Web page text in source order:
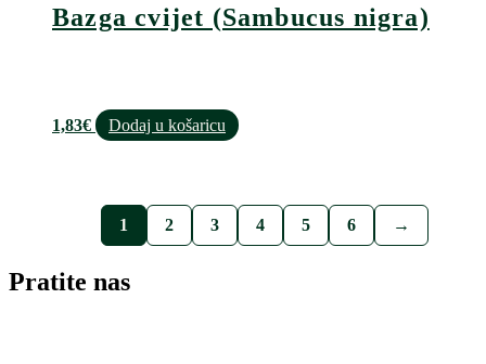
Bazga cvijet (Sambucus nigra)
1,83€ Dodaj u košaricu
1 2 3 4 5 6 →
Pratite nas